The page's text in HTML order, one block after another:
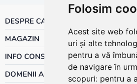
Folosim
Acest site web
uri și alte
pentru a vă
de navigare în
scopuri: pentru a
DESPRE CALOR
MAGAZIN
INFO CONSUMATOR
DOMENII ACTIVITATE